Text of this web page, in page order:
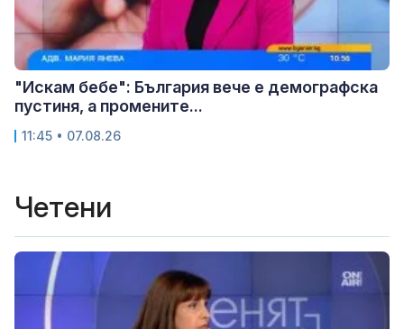
"Искам бебе": България вече е демографска
пустиня, а промените...
11:45 • 07.08.26
Четени